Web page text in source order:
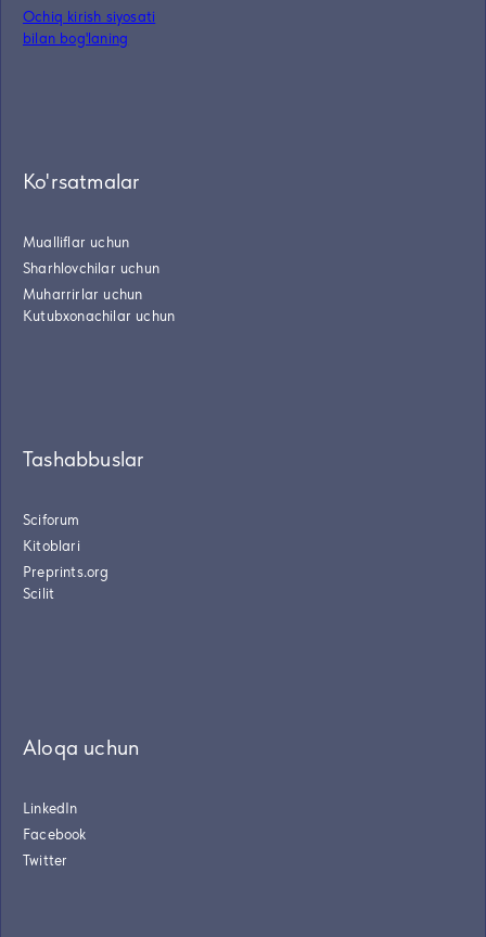
Ochiq kirish siyosati
bilan bog'laning
Ko'rsatmalar
Mualliflar uchun
Sharhlovchilar uchun
Muharrirlar uchun
Kutubxonachilar uchun
Tashabbuslar
Sciforum
Kitoblari
Preprints.org
Scilit
Aloqa uchun
LinkedIn
Facebook
Twitter